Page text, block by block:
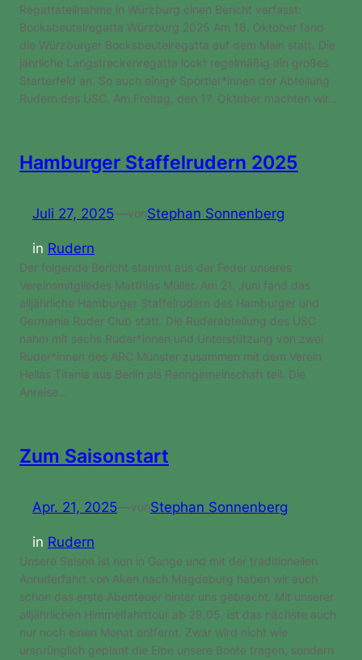
Regattateilnahme in Würzburg einen Bericht verfasst:
Bocksbeutelregatta Würzburg 2025 Am 18. Oktober fand
die Würzburger Bocksbeutelregatta auf dem Main statt. Die
jährliche Langstreckenregatta lockt regelmäßig ein großes
Starterfeld an. So auch einige Sportler*innen der Abteilung
Rudern des USC. Am Freitag, den 17. Oktober machten wir…
Hamburger Staffelrudern 2025
Juli 27, 2025—vonStephan Sonnenberg
in Rudern
Der folgende Bericht stammt aus der Feder unseres
Vereinsmitgliedes Matthias Müller. Am 21. Juni fand das
alljährliche Hamburger Staffelrudern des Hamburger und
Germania Ruder Club statt. Die Ruderabteilung des USC
nahm mit sechs Ruder*innen und Unterstützung von zwei
Ruder*innen des ARC Münster zusammen mit dem Verein
Hellas Titania aus Berlin als Renngemeinschaft teil. Die
Anreise…
Zum Saisonstart
Apr. 21, 2025—vonStephan Sonnenberg
in Rudern
Unsere Saison ist nun in Gange und mit der traditionellen
Anruderfahrt von Aken nach Magdeburg haben wir auch
schon das erste Abenteuer hinter uns gebracht. Mit unserer
alljährlichen Himmelfahrttour ab 29.05. ist das nächste auch
nur noch einen Monat entfernt. Zwar wird nicht wie
ursprünglich geplant die Elbe unsere Boote tragen, sondern